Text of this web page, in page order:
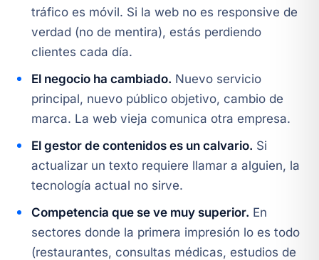
tráfico es móvil. Si la web no es responsive de
verdad (no de mentira), estás perdiendo
clientes cada día.
El negocio ha cambiado. Nuevo servicio
principal, nuevo público objetivo, cambio de
marca. La web vieja comunica otra empresa.
El gestor de contenidos es un calvario. Si
actualizar un texto requiere llamar a alguien, la
tecnología actual no sirve.
Competencia que se ve muy superior. En
sectores donde la primera impresión lo es todo
(restaurantes, consultas médicas, estudios de